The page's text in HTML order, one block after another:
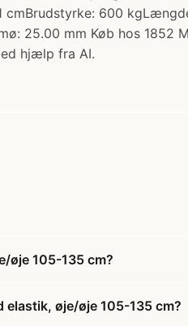
600
25.00 mm Køb hos 1852
hjælp fra AI.
øje 105-135 cm?
øje/øje 105-135 cm?